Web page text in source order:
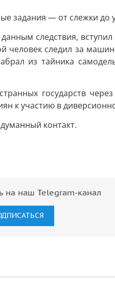
задания — от слежки до
следствия,
человек следил за
из тайника
государств
к участию в
контакт.
на наш Telegram-канал